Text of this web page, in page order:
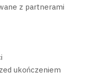
z partnerami
ukończeniem